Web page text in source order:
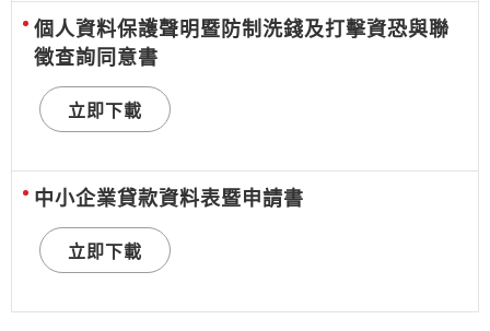
個人資料保護聲明暨防制洗錢及打擊資恐與聯
徵查詢同意書
立即下載
中小企業貸款資料表暨申請書
立即下載